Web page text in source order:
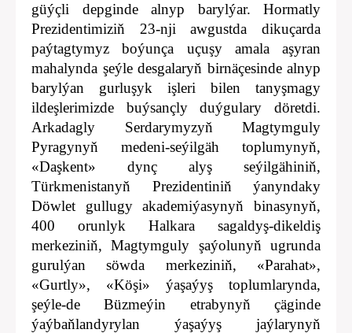
güýçli depginde alnyp barylýar. Hormatly
Prezidentimiziň 23-nji awgustda dikuçarda
paýtagtymyz boýunça uçuşy amala aşyran
mahalynda şeýle desgalaryň birnäçesinde alnyp
barylýan gurluşyk işleri bilen tanyşmagy
ildeşlerimizde buýsançly duýgulary döretdi.
Arkadagly Serdarymyzyň Magtymguly
Pyragynyň medeni-seýilgäh toplumynyň,
«Daşkent» dynç alyş seýilgähiniň,
Türkmenistanyň Prezidentiniň ýanyndaky
Döwlet gullugy akademiýasynyň binasynyň,
400 orunlyk Halkara sagaldyş-dikeldiş
merkeziniň, Magtymguly şaýolunyň ugrunda
gurulýan söwda merkeziniň, «Parahat»,
«Gurtly», «Köşi» ýaşaýyş toplumlarynda,
şeýle-de Büzmeýin etrabynyň çäginde
ýaýbaňlandyrylan ýaşaýyş jaýlarynyň